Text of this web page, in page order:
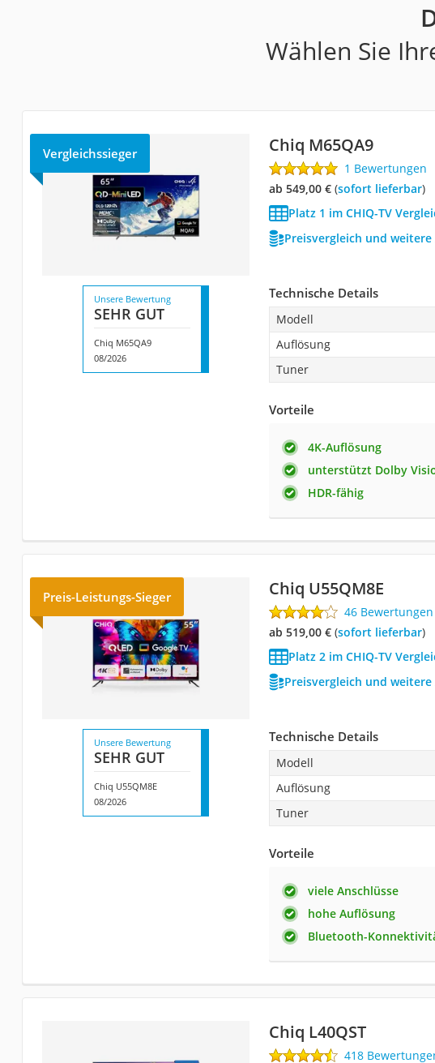
Wählen Sie
Vergleichssieger Chiq M65QA9
1 Bewertungen
ab 549,00 €( Sofort lieferbar)
Platz 1 im CHIQ-TV
Preisvergleich und weitere
Unsere Bewertung
SEHR GUT
Chiq M65QA9
08/2026
Technische Details
Modell
Auflösung
Tuner
Vorteile
4K-Auflösung
unterstützt Dolby
HDR-fähig
Preis-Leistungs-Sieger Chiq U55QM8E
46 Bewertungen
ab 519,00 €( Sofort lieferbar)
Platz 2 im CHIQ-TV
Preisvergleich und weitere
Unsere Bewertung
SEHR GUT
Chiq U55QM8E
08/2026
Technische Details
Modell
Auflösung
Tuner
Vorteile
viele Anschlüsse
hohe Auflösung
Bluetooth-
Chiq L40QST
418